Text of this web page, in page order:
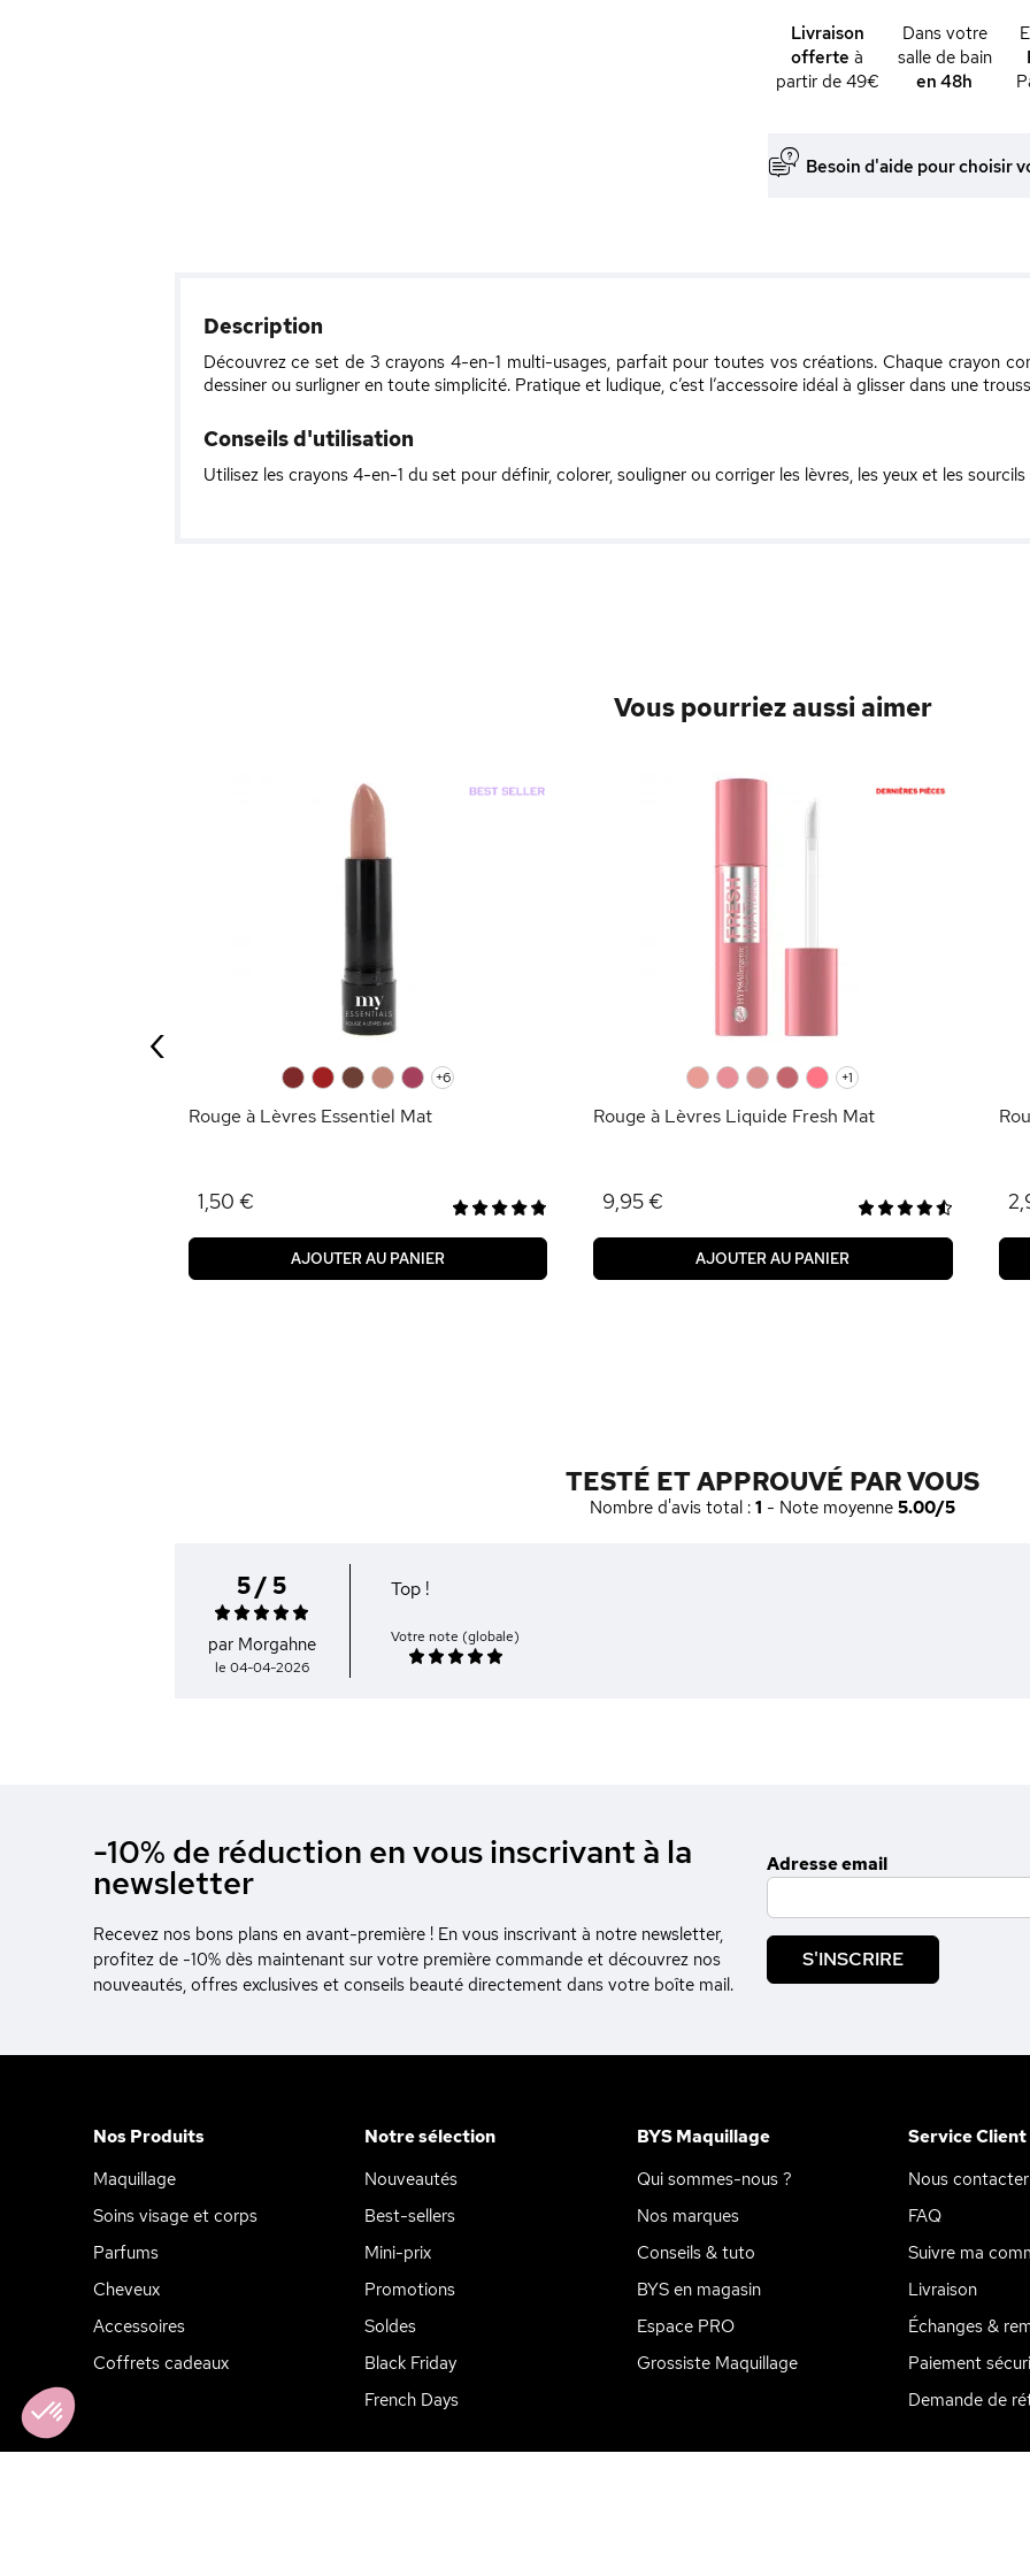
Livraison
offerte à
partir de 49€
Dans votre
salle de bain
en 48h
Besoin d'aide pour choisir
Description
Découvrez ce set de 3 crayons 4-en-1 multi-usages, parfait pour toutes vos créations. Chaque crayon
dessiner ou surligner en toute simplicité. Pratique et ludique, c’est l’accessoire idéal à glisser dans une
Conseils d'utilisation
Utilisez les crayons 4-en-1 du set pour définir, colorer, souligner ou corriger les lèvres, les yeux et les
Vous pourriez aussi aimer
+6
Rouge à Lèvres Essentiel Mat
1,50 €
AJOUTER AU PANIER
+1
Rouge à Lèvres Liquide Fresh Mat
9,95 €
AJOUTER AU PANIER
‹
TESTÉ ET APPROUVÉ PAR VOUS
Nombre d'avis total : 1 - Note moyenne 5.00/5
5 / 5
par Morgahne
le 04-04-2026
Top !
Votre note (globale)
-10% de réduction en vous inscrivant à la
newsletter
Recevez nos bons plans en avant-première ! En vous inscrivant à notre newsletter,
profitez de -10% dès maintenant sur votre première commande et découvrez nos
nouveautés, offres exclusives et conseils beauté directement dans votre boîte mail.
Adresse email
S'INSCRIRE
Nos Produits
Maquillage
Soins visage et corps
Parfums
Cheveux
Accessoires
Coffrets cadeaux
Notre sélection
Nouveautés
Best-sellers
Mini-prix
Promotions
Soldes
Black Friday
French Days
BYS Maquillage
Qui sommes-nous ?
Nos marques
Conseils & tuto
BYS en magasin
Espace PRO
Grossiste Maquillage
Service Client
Nous contacter
FAQ
Suivre ma
Livraison
Échanges &
Paiement
Demande de
Axeptio consent
Plateforme de Gestion du Consentement : Personnalisez vos Options
Notre plateforme vous permet d'adapter et de gérer vos paramètres de confidentialité, en garantissant la conformité avec les